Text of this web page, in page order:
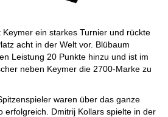
Keymer ein starkes Turnier und rückte
acht in der Welt vor. Blübaum
Leistung 20 Punkte hinzu und ist im
neben Keymer die 2700-Marke zu
waren über das ganze
erfolgreich. Dmitrij Kollars spielte in der